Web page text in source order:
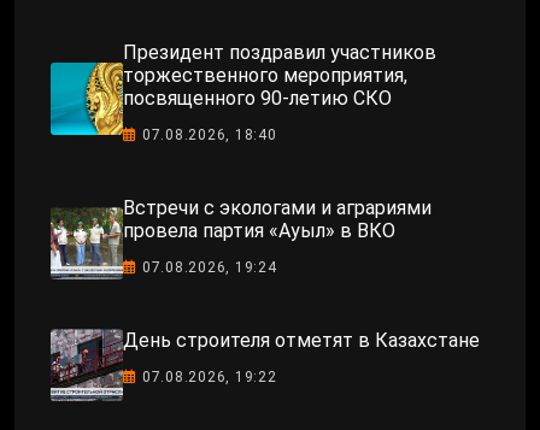
Президент поздравил участников
торжественного мероприятия,
посвященного 90-летию СКО
07.08.2026, 18:40
Встречи с экологами и аграриями
провела партия «Ауыл» в ВКО
07.08.2026, 19:24
День строителя отметят в Казахстане
07.08.2026, 19:22